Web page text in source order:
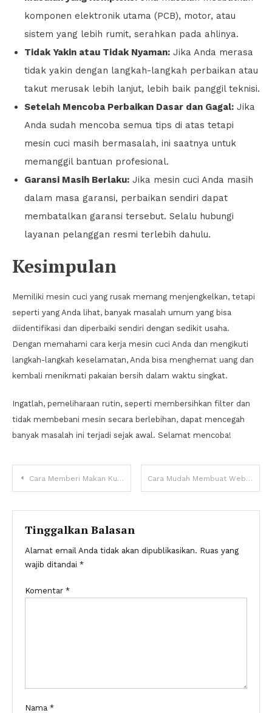
komponen elektronik utama (PCB), motor, atau
sistem yang lebih rumit, serahkan pada ahlinya.
Tidak Yakin atau Tidak Nyaman: Jika Anda merasa
tidak yakin dengan langkah-langkah perbaikan atau
takut merusak lebih lanjut, lebih baik panggil teknisi.
Setelah Mencoba Perbaikan Dasar dan Gagal: Jika
Anda sudah mencoba semua tips di atas tetapi
mesin cuci masih bermasalah, ini saatnya untuk
memanggil bantuan profesional.
Garansi Masih Berlaku: Jika mesin cuci Anda masih
dalam masa garansi, perbaikan sendiri dapat
membatalkan garansi tersebut. Selalu hubungi
layanan pelanggan resmi terlebih dahulu.
Kesimpulan
Memiliki mesin cuci yang rusak memang menjengkelkan, tetapi
seperti yang Anda lihat, banyak masalah umum yang bisa
diidentifikasi dan diperbaiki sendiri dengan sedikit usaha.
Dengan memahami cara kerja mesin cuci Anda dan mengikuti
langkah-langkah keselamatan, Anda bisa menghemat uang dan
kembali menikmati pakaian bersih dalam waktu singkat.
Ingatlah, pemeliharaan rutin, seperti membersihkan filter dan
tidak membebani mesin secara berlebihan, dapat mencegah
banyak masalah ini terjadi sejak awal. Selamat mencoba!
Navigasi
pos
Cara Memberi Makan Kucing Peliharaan Cara Mudah Membuat Website Dengan WordPress
Tinggalkan Balasan
Alamat email Anda tidak akan dipublikasikan. Ruas yang
wajib ditandai *
Komentar *
Nama *